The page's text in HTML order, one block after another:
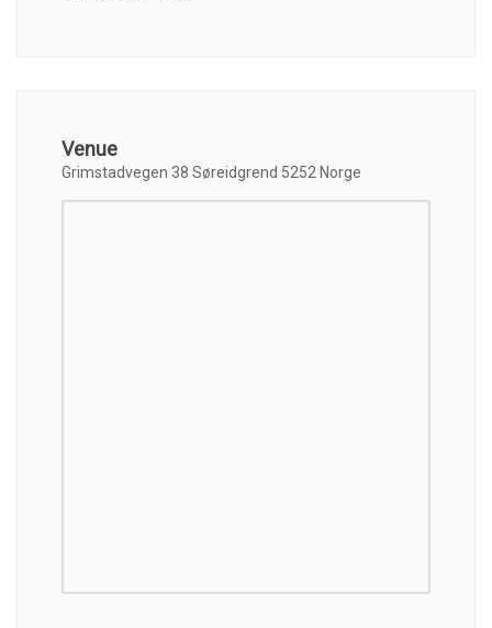
Venue
Grimstadvegen 38 Søreidgrend 5252 Norge